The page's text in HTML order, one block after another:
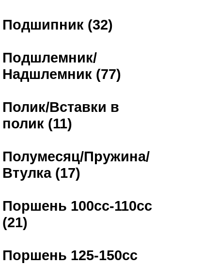
Подшипник (32)
Подшлемник/
Надшлемник (77)
Полик/Вставки в
полик (11)
Полумесяц/Пружина/
Втулка (17)
Поршень 100сс-110сс
(21)
Поршень 125-150сс